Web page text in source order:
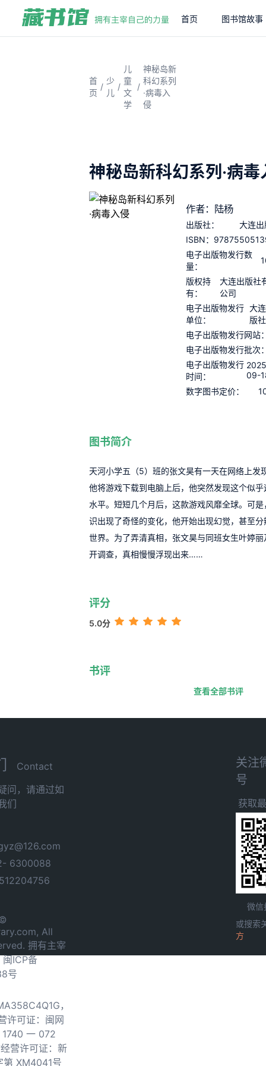
首页 图书馆故事
首
页
/
少
儿
/
儿
童
文
学
/
神秘岛新
科幻系列
·病毒入
侵
神秘岛新科幻系列·病毒
作者：陆杨
出版社：
大连
ISBN：
电子出版物发行数
量：
版权持
有：
大连出版社
公司
电子出版物发行
单位：
大
版社
电子出版物发行网站
电子出版物发行批次
电子出版物发行
时间：
09-
数字图书定价：
图书简介
天河小学五（5）班的张文昊有一天在网络上发
他将游戏下载到电脑上后，他突然发现这个似
水平。短短几个月后，这款游戏风靡全球。可
识出现了奇怪的变化，他开始出现幻觉，甚至
世界。为了弄清真相，张文昊与同班女生叶婷
开调查，真相慢慢浮现出来……
评分
5.0分
书评
查看全部书评
Contact
问，请通过如
们
6300088
All
拥有主宰
闽ICP备
号
，
许可证：闽网
一 072
营许可证：新
第 XM4041号
关注
号
获取
微信
或搜索
方